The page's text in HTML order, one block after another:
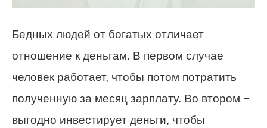
Бедных людей от богатых отличает
отношение к деньгам. В первом случае
человек работает, чтобы потом потратить
полученную за месяц зарплату. Во втором −
выгодно инвестирует деньги, чтобы